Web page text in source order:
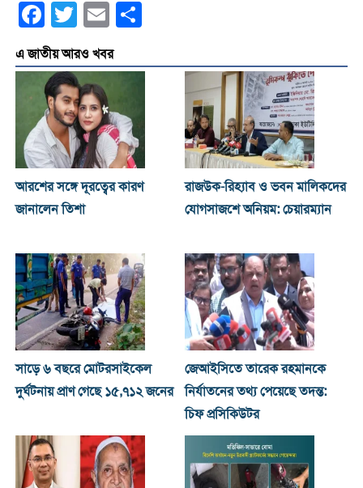
Facebook
Twitter Email
এ জাতীয় আরও খবর
আরশের সঙ্গে দূরত্বের কারণ
জানালেন তিশা
রাজউক-রিহ্যাব ও ভবন মালিকদের
যোগসাজশে অনিয়ম: চেয়ারম্যান
সাড়ে ৬ বছরে মোটরসাইকেল
দুর্ঘটনায় প্রাণ গেছে ১৫,৭১২ জনের
জেআইসিতে তারেক রহমানকে
নির্যাতনের তথ্য পেয়েছে তদন্ত:
চিফ প্রসিকিউটর